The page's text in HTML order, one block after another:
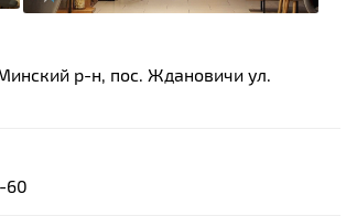
р-н, пос. Ждановичи ул.
60